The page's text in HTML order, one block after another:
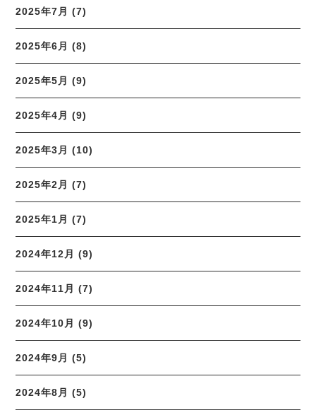
2025年7月 (7)
2025年6月 (8)
2025年5月 (9)
2025年4月 (9)
2025年3月 (10)
2025年2月 (7)
2025年1月 (7)
2024年12月 (9)
2024年11月 (7)
2024年10月 (9)
2024年9月 (5)
2024年8月 (5)